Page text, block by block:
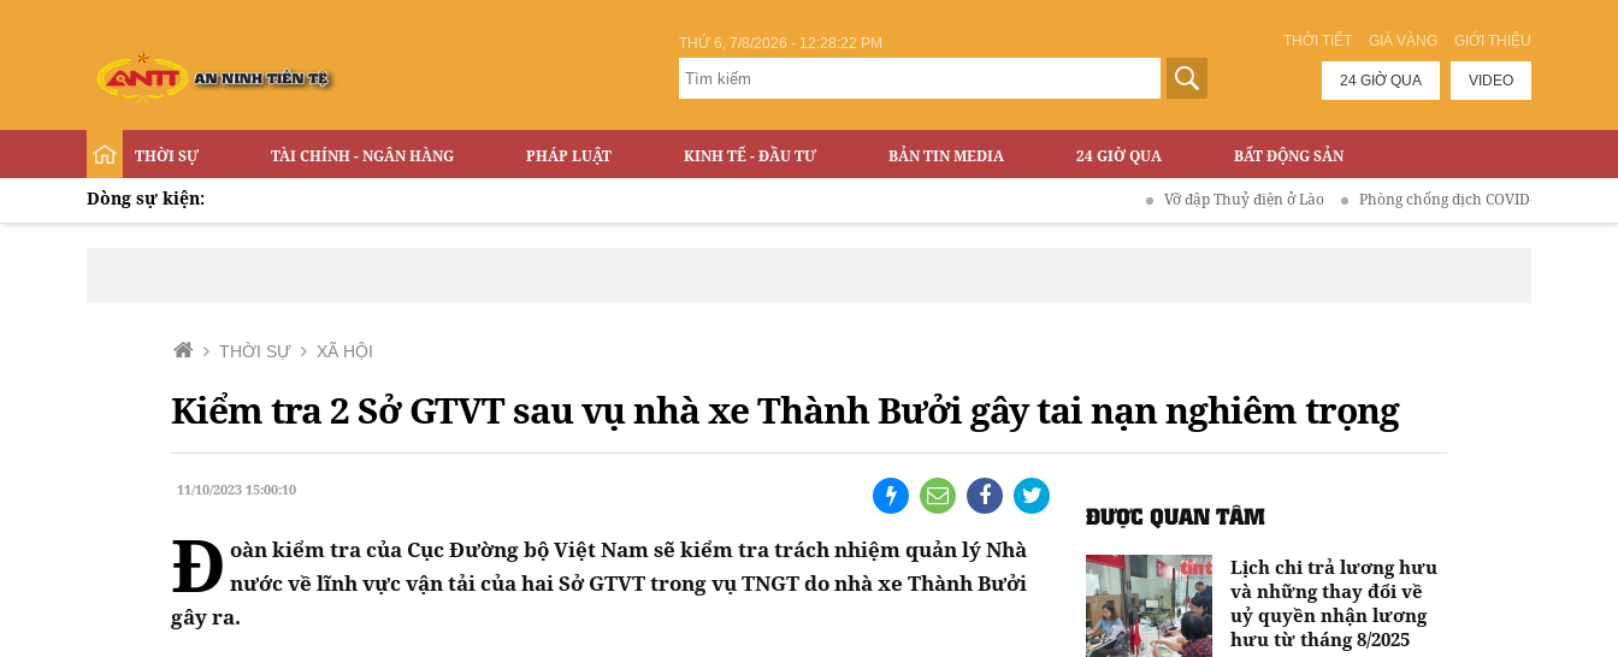
THỜI TIẾT GIÁ VÀNG GIỚI THIỆU
THỨ 6, 7/8/2026 - 12:28:22 PM
24 GIỜ QUA VIDEO
THỜI SỰ TÀI CHÍNH - NGÂN HÀNG PHÁP LUẬT KINH TẾ - ĐẦU TƯ BẢN TIN MEDIA 24 GIỜ QUA BẤT ĐỘNG SẢN
Dòng sự kiện: Vỡ đập Thuỷ điện ở Lào Phòng chống dịch COVID-19
THỜI SỰ XÃ HỘI
Kiểm tra 2 Sở GTVT sau vụ nhà xe Thành Bưởi gây tai nạn nghiêm trọng
11/10/2023 15:00:10
Đ oàn kiểm tra của Cục Đường bộ Việt Nam sẽ kiểm tra trách nhiệm quản lý Nhà
nước về lĩnh vực vận tải của hai Sở GTVT trong vụ TNGT do nhà xe Thành Bưởi
gây ra.
ĐƯỢC QUAN TÂM
Lịch chi trả lương hưu
và những thay đổi về
uỷ quyền nhận lương
hưu từ tháng 8/2025